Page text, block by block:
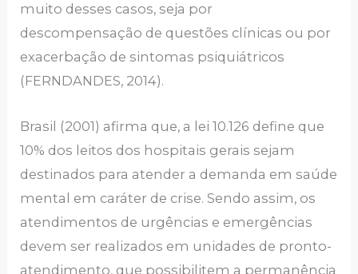
muito desses casos, seja por
descompensação de questões clínicas ou por
exacerbação de sintomas psiquiátricos
(FERNDANDES, 2014).
Brasil (2001) afirma que, a lei 10.126 define que
10% dos leitos dos hospitais gerais sejam
destinados para atender a demanda em saúde
mental em caráter de crise. Sendo assim, os
atendimentos de urgências e emergências
devem ser realizados em unidades de pronto-
atendimento, que possibilitem a permanência